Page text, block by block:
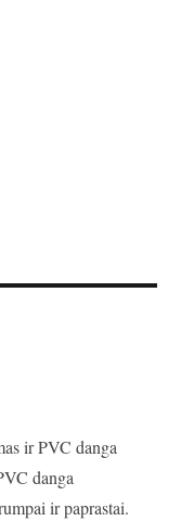
ir PVC danga
danga
ir paprastai.